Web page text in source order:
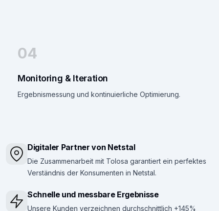
04
Monitoring & Iteration
Ergebnismessung und kontinuierliche Optimierung.
Digitaler Partner von Netstal
Die Zusammenarbeit mit Tolosa garantiert ein perfektes
Verständnis der Konsumenten in Netstal.
Schnelle und messbare Ergebnisse
Unsere Kunden verzeichnen durchschnittlich +145%